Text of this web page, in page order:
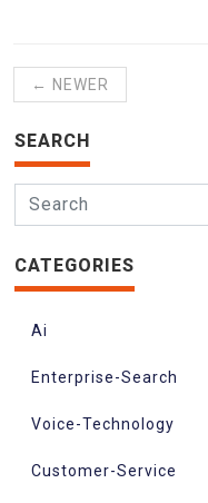
← NEWER
SEARCH
CATEGORIES
Ai
Enterprise-Search
Voice-Technology
Customer-Service